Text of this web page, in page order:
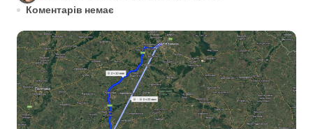
Коментарів немає